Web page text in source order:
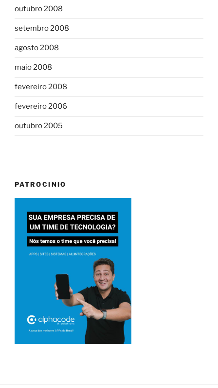
outubro 2008
setembro 2008
agosto 2008
maio 2008
fevereiro 2008
fevereiro 2006
outubro 2005
PATROCINIO